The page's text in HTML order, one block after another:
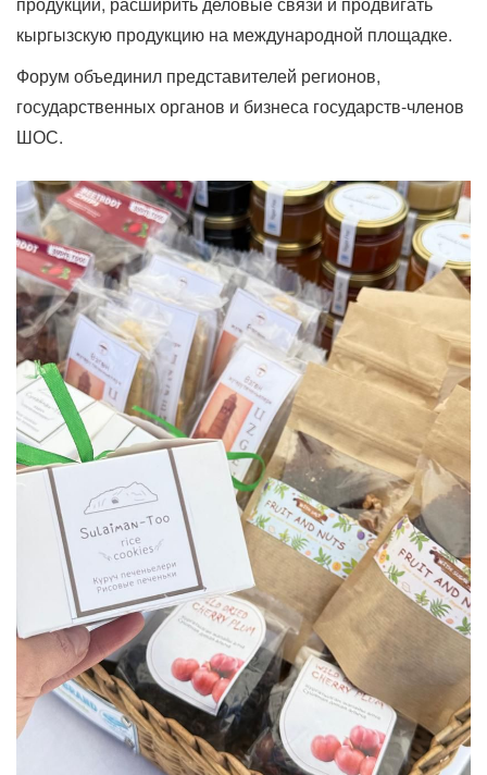
кыргызскую продукцию на международной площадке.
Форум объединил представителей регионов,
государственных органов и бизнеса государств-членов
ШОС.